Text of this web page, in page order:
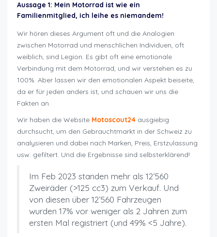
Aussage 1: Mein Motorrad ist wie ein
Familienmitglied, ich leihe es niemandem!
Wir hören dieses Argument oft und die Analogien
zwischen Motorrad und menschlichen Individuen, oft
weiblich, sind Legion. Es gibt oft eine emotionale
Verbindung mit dem Motorrad, und wir verstehen es zu
100%. Aber lassen wir den emotionalen Aspekt beiseite,
da er für jeden anders ist, und schauen wir uns die
Fakten an.
Wir haben die Website Motoscout24 ausgiebig
durchsucht, um den Gebrauchtmarkt in der Schweiz zu
analysieren und dabei nach Marken, Preis, Erstzulassung
usw. gefiltert. Und die Ergebnisse sind selbsterklärend!
Im Feb 2023 standen mehr als 12’560
Zweiräder (>125 cc3) zum Verkauf. Und
von diesen über 12’560 Fahrzeugen
wurden 17% vor weniger als 2 Jahren zum
ersten Mal registriert (und 49% <5 Jahre).